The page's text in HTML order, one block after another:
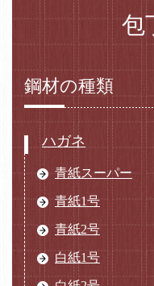
包
鋼材の種類
ハガネ
青紙スーパー
青紙1号
青紙2号
白紙1号